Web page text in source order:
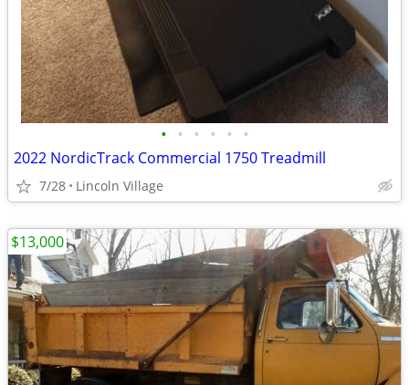
• • • • • •
2022 NordicTrack Commercial 1750 Treadmill
7/28 Lincoln Village
$13,000